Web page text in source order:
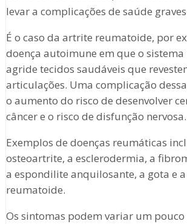
levar a complicações de saúde
É o caso da artrite reumatoide, por
doença autoimune em que o
agride tecidos saudáveis que
articulações. Uma complicação
o aumento do risco de desenvolver
câncer e o risco de disfunção nervosa.
Exemplos de doenças reumáticas
osteoartrite, a esclerodermia, a
a espondilite anquilosante, a gota e
reumatoide.
Os sintomas podem variar um